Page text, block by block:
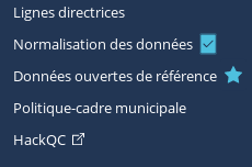
Lignes directrices
Normalisation des données
Données ouvertes de référence
Politique-cadre municipale
HackQC